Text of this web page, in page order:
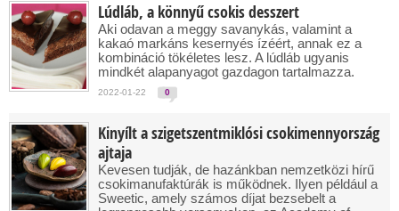
Lúdláb, a könnyű csokis desszert
Aki odavan a meggy savanykás, valamint a
kakaó markáns kesernyés ízéért, annak ez a
kombináció tökéletes lesz. A lúdláb ugyanis
mindkét alapanyagot gazdagon tartalmazza.
2022-01-22 0
Kinyílt a szigetszentmiklósi csokimennyország
ajtaja
Kevesen tudják, de hazánkban nemzetközi hírű
csokimanufaktúrák is működnek. Ilyen például a
Sweetic, amely számos díjat bezsebelt a